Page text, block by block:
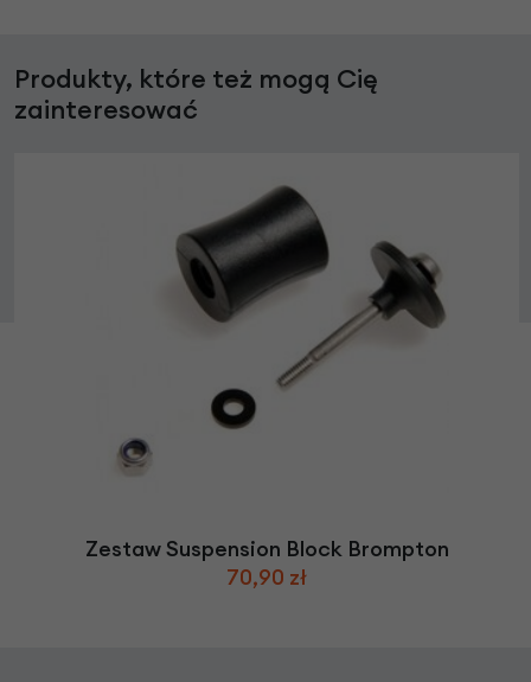
Produkty, które też mogą Cię
zainteresować
Zestaw Suspension Block Brompton
70,90 zł